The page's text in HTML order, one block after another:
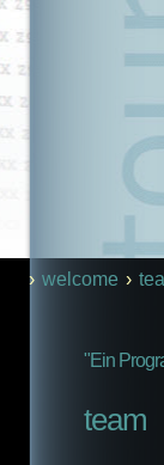
› welcome ›
"Ein
team